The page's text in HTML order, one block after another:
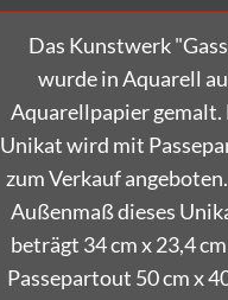
Das Kunstwerk
wurde in Aquarell
Aquarellpapier gemalt.
Unikat wird mit
zum Verkauf angeboten.
Außenmaß dieses
beträgt 34 cm x 23,4
Passepartout 50 cm x 40